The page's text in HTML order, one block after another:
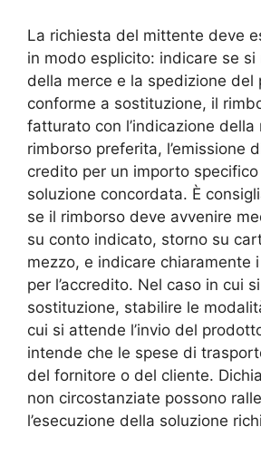
La richiesta del mittente deve
in modo esplicito: indicare se
della merce e la spedizione del
conforme a sostituzione, il
fatturato con l’indicazione
rimborso preferita, l’emissione
credito per un importo
soluzione concordata. È
se il rimborso deve avvenire
su conto indicato, storno su
mezzo, e indicare chiaramente
per l’accredito. Nel caso in cui
sostituzione, stabilire le
cui si attende l’invio del
intende che le spese di
del fornitore o del cliente.
non circostanziate possono
l’esecuzione della soluzione